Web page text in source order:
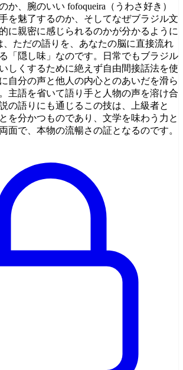
か、腕のいい fofoqueira（うわさ好き）
を魅了するのか、そしてなぜブラジル文
に親密に感じられるのかが分かるように
ただの語りを、あなたの脳に直接流れ
「隠し味」なのです。日常でもブラジル
しくするために絶えず自由間接話法を使
自分の声と他人の内心とのあいだを滑ら
主語を省いて語り手と人物の声を溶け合
の語りにも通じるこの技は、上級者と
を分かつものであり、文学を味わう力と
面で、本物の流暢さの証となるのです。